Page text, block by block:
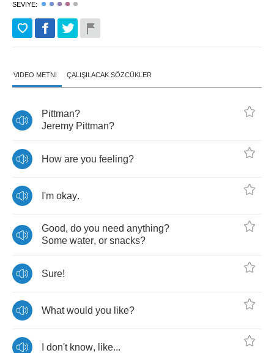
SEVIYE:
VIDEO METNI ÇALIŞILACAK SÖZCÜKLER
Pittman?
Jeremy Pittman?
How are you feeling?
I'm okay.
Good, do you need anything?
Some water, or snacks?
Sure!
What would you like?
don't know, like...